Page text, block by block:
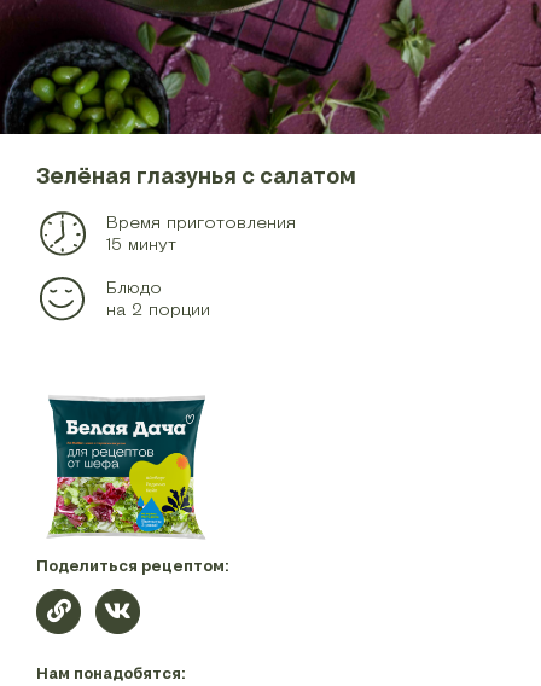
Зелёная глазунья с салатом
Время приготовления
15 минут
Блюдо
на 2 порции
Поделиться рецептом:
Нам понадобятся: